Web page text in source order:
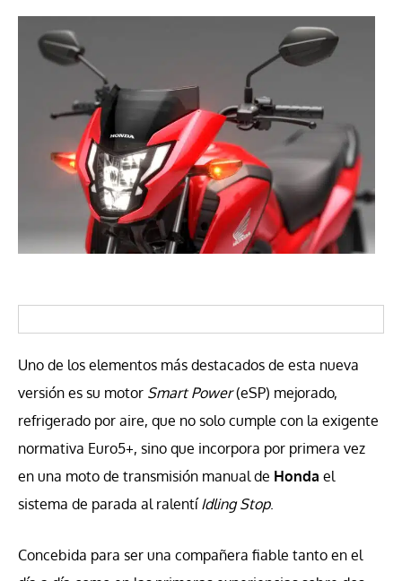
Uno de los elementos más destacados de esta nueva
versión es su motor Smart Power(eSP) mejorado,
refrigerado por aire, que no solo cumple con la exigente
normativa Euro5+, sino que incorpora por primera vez
en una moto de transmisión manual de Honda el
sistema de parada al ralentíIdling Stop.
Concebida para ser una compañera fiable tanto en el